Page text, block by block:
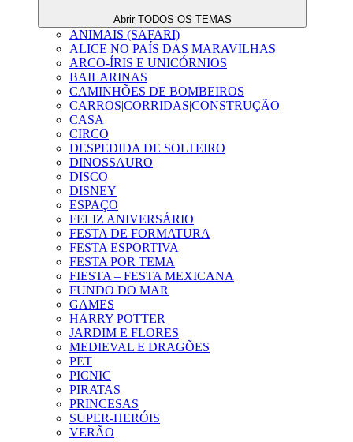
Abrir TODOS OS TEMAS
ANIMAIS (SAFARI)
ALICE NO PAÍS DAS MARAVILHAS
ARCO-ÍRIS E UNICÓRNIOS
BAILARINAS
CAMINHÕES DE BOMBEIROS
CARROS|CORRIDAS|CONSTRUÇÃO
CASA
CIRCO
DESPEDIDA DE SOLTEIRO
DINOSSAURO
DISCO
DISNEY
ESPAÇO
FELIZ ANIVERSÁRIO
FESTA DE FORMATURA
FESTA ESPORTIVA
FESTA POR TEMA
FIESTA – FESTA MEXICANA
FUNDO DO MAR
GAMES
HARRY POTTER
JARDIM E FLORES
MEDIEVAL E DRAGÕES
PET
PICNIC
PIRATAS
PRINCESAS
SUPER-HERÓIS
VERÃO